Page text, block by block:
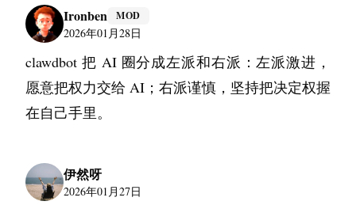
这就是浮躁的具象化。我们失去了对细节的敬
畏，失去了对复杂度的敏感。我们开始习惯于当
甩手掌柜，以为有了AI这个超级外包，自己就可
以只做架构师了。
其实现在的门槛变得更高了，而不是更低。
对一堆你可能根本没仔细看过的代码负责。这要
求你具备极强的Code Review能力，要求你一眼就
Ironben MOD
2026年01月28日
clawdbot 把 AI 圈分成左派和右派：左派激进，
愿意把权力交给 AI；右派谨慎，坚持把决定权握
在自己手里。
伊然呀
2026年01月27日